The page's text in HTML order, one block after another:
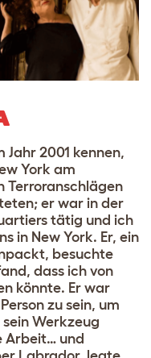
Jahr 2001 kennen,
York am
Terroranschlägen
er war in der
tätig und ich
in New York. Er, ein
besuchte
dass ich von
könnte. Er war
zu sein, um
Werkzeug
Arbeit… und